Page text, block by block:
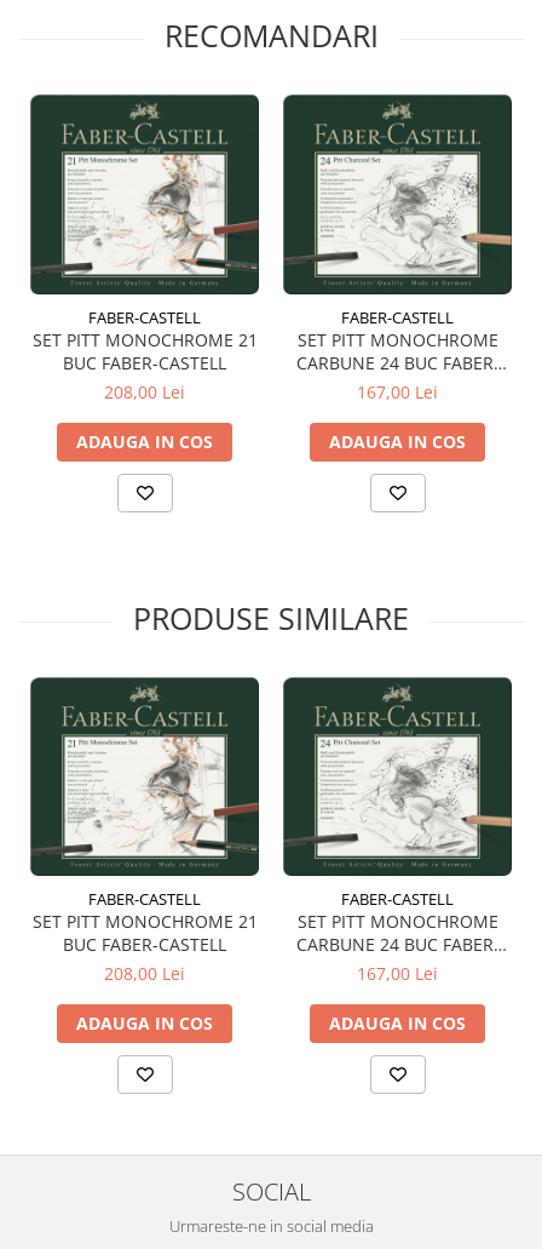
Markere Whiteboard
Pensule scolare
Picuri si corectoare
Plastelina
Plicuri
Radiere scoala
Rezerve
Cerneala
Cerneala Calimara, Patroane
Termosensibile
Table magnetice si de pluta
RECOMANDARI
FABER-CASTELL
SET PITT MONOCHROME 21
BUC FABER-CASTELL
208,00 Lei
ADAUGA IN COS
FABER-CASTELL
SET PITT MONOCHROME
CARBUNE 24 BUC FABER-
CASTELL
167,00 Lei
ADAUGA IN COS
PRODUSE SIMILARE
FABER-CASTELL
SET PITT MONOCHROME 21
BUC FABER-CASTELL
208,00 Lei
ADAUGA IN COS
FABER-CASTELL
SET PITT MONOCHROME
CARBUNE 24 BUC FABER-
CASTELL
167,00 Lei
ADAUGA IN COS
SOCIAL
Urmareste-ne in social media